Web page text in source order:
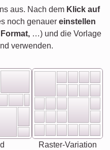
aus. Nach dem Klick auf
noch genauer einstellen
…) und die Vorlage
verwenden.
Raster-Variation